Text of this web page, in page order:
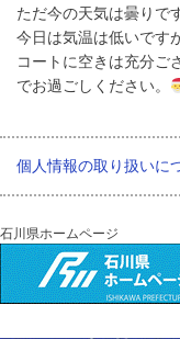
ただ今の天気は曇りで
今日は気温は低いです
コートに空きは充分ご
でお過ごしください。
個人情報の取り扱いに
石川県ホームページ